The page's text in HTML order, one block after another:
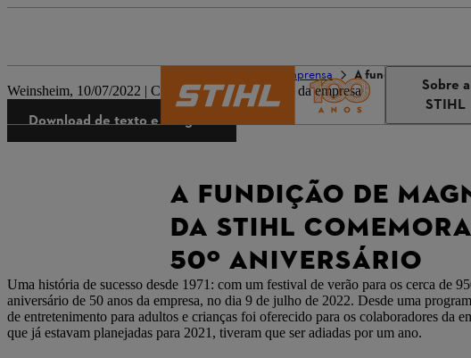
Sobre a
STIHL
Imprensa A fundição de
Weinsheim, 10/07/2022 | Comunicado de imprensa da empresa
Download de texto e imagens
A FUNDIÇÃO DE
DA STIHL
50º ANIVERSÁRIO
Uma história de sucesso desde 1971: com um festival de verão para os cerca de
aniversário de 50 anos da empresa, no dia 9 de julho de 2022. Desde uma
de entretenimento para adultos e crianças foi oferecido para os colaboradores da
que já estavam planejadas para 2021, tiveram que ser adiadas por um ano.